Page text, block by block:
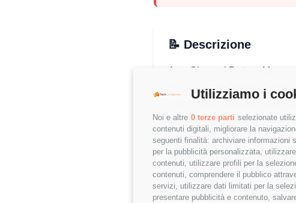
Utilizziamo i
Noi e altre 0 terze parti selezionate
contenuti digitali, migliorare la
seguenti finalità: archiviare informazioni
per la pubblicità personalizzata,
contenuti, utilizzare profili per la
contenuti, comprendere il pubblico
servizi, utilizzare dati limitati per la
presentare pubblicità e contenuto,
📝 Descrizione
As a Channel Partner
qualifying, and generating
Insight Assurance through
closely with the sales and
strategies to expand our
ideal candidate will have
work independently, and a
dynamic environment.
Mostra tutto ⬇️